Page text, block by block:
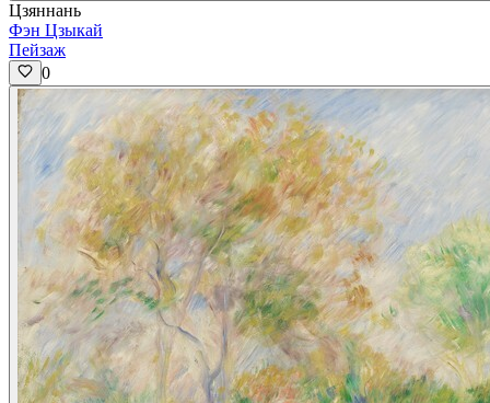
Цзяннань
Фэн Цзыкай
Пейзаж
0